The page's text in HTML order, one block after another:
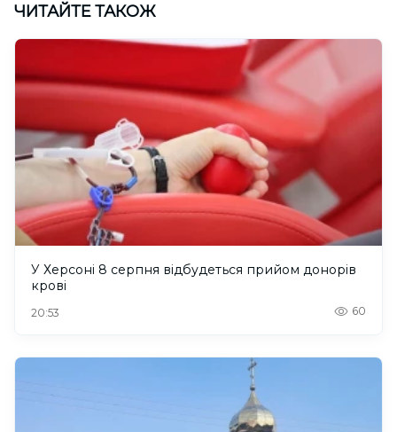
ЧИТАЙТЕ ТАКОЖ
У Херсоні 8 серпня відбудеться прийом донорів
крові
20:53 60